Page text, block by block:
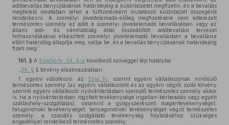
adóbevallás benyújtásának határidejéig a különbözetet megfizetni, és a bevallás
megfelelő rovatában lehet a túlfizetésként mutatkozó különbözet összegéről
rendelkezni. A személyi jövedelemadó-előleg megfizetésére nem kötelezett
természetes személy az adót a személyi jövedelemadó bevallásában vagy az
állami adó- és vámhatóság által összeállított adóbevallási tervezet
felhasználásával elkészített személyi jövedelemadó bevallásban a bevallásra
előírt határidőig állapítja meg, vallja be, és a bevallás benyújtásának határidejéig
fizeti meg.”
101. § A Szocho tv. 34. §-a következő szöveggel lép hatályba:
34. § E törvény alkalmazásában:
1. egyéni vállalkozó: az Szja tv.
szerint egyéni vállalkozónak minősülő
természetes személy (az egyéni vállalkozóról és az egyéni cégről szóló törvény
szerinti egyéni vállalkozói nyilvántartásban szereplő természetes személy akkor
is, ha a nyilvántartásban rögzített tevékenysége ingatlan-bérbeadás vagy egyéb
szálláshely-szolgáltatás), valamint a gyógyszerészeti magántevékenységet,
falugondnoki tevékenységet, tanyagondnoki tevékenységet végző természetes
személy, a szociális szolgáltató tevékenység folytatásához szükséges
engedéllyel rendelkező természetes személy;